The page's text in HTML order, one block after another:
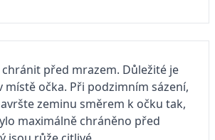
před mrazem. Důležité je
očka. Při podzimním sázení,
zeminu směrem k očku tak,
maximálně chráněno před